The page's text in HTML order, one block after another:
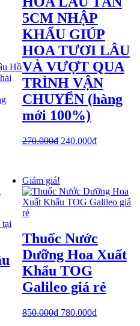
5CM NHẬP
KHẨU GIÚP
HOA TƯƠI LÂU
VÀ VƯỢT QUA
TRÌNH VẬN
CHUYỂN (hàng
mới 100%)
270.000₫ 240.000₫
Giảm giá!
Thuốc Nước
Dưỡng Hoa Xuất
Khẩu TOG
Galileo giá rẻ
850.000₫ 780.000₫
Hồ